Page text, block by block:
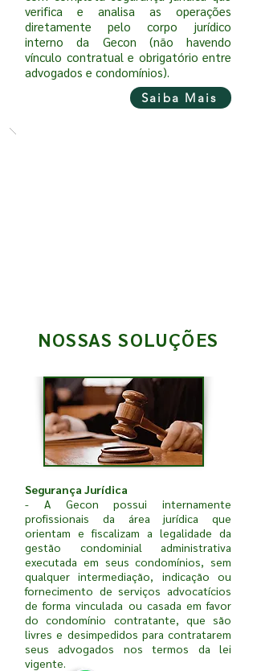
verifica e analisa as operações
diretamente pelo corpo jurídico
interno da Gecon (não havendo
vínculo contratual e obrigatório entre
advogados e condomínios).
Saiba Mais
NOSSAS SOLUÇÕES
Segurança Jurídica
- A Gecon possui internamente
profissionais da área jurídica que
orientam e fiscalizam a legalidade da
gestão condominial administrativa
executada em seus condomínios, sem
qualquer intermediação, indicação ou
fornecimento de serviços advocatícios
de forma vinculada ou casada em favor
do condomínio contratante, que são
livres e desimpedidos para contratarem
seus advogados nos termos da lei
vigente.